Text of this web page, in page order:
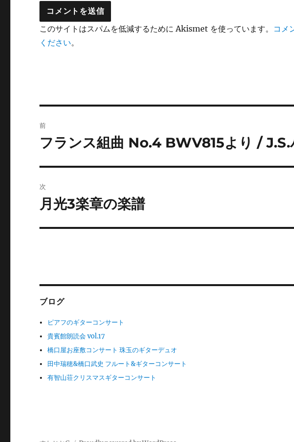
このサイトはスパムを低減するために Akismet を使っています。 コメ
ください。
稿
ゲ
ン
前
前
投
稿:
フランス組曲 No.4 BWV815より / J.S.
次
次
投
月光3楽章の楽譜
ブログ
ピアフのギターコンサート
貴賓館朗読会 vol.17
橋口屋お座敷コンサート 珠玉のギターデュオ
田中瑞穂&橋口武史 フルート&ギターコンサート
有智山荘クリスマスギターコンサート